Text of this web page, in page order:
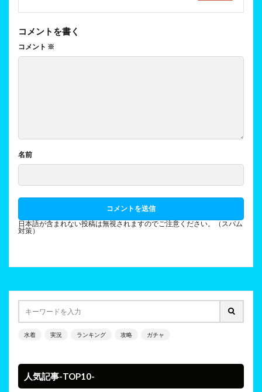
コメントを書く
コメント ※
名前
日本語が含まれない投稿は無視されますのでご注意ください。（スパム
対策）
水着 実況 ランキング 攻略 ガチャ
人気記事-TOP10-